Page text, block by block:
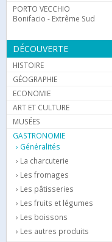
PORTO VECCHIO
Bonifacio - Extrême Sud
DÉCOUVERTE
HISTOIRE
GÉOGRAPHIE
ECONOMIE
ART ET CULTURE
MUSÉES
GASTRONOMIE
Généralités
La charcuterie
Les fromages
Les pâtisseries
Les fruits et légumes
Les boissons
Les autres produits